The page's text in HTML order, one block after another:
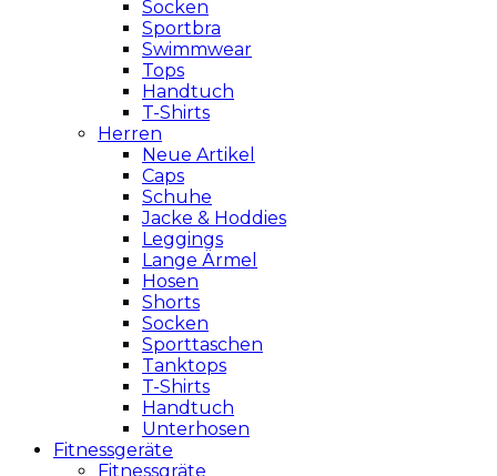
Socken
Sportbra
Swimmwear
Tops
Handtuch
T-Shirts
Herren
Neue Artikel
Caps
Schuhe
Jacke & Hoddies
Leggings
Lange Ärmel
Hosen
Shorts
Socken
Sporttaschen
Tanktops
T-Shirts
Handtuch
Unterhosen
Fitnessgeräte
Fitnessgräte